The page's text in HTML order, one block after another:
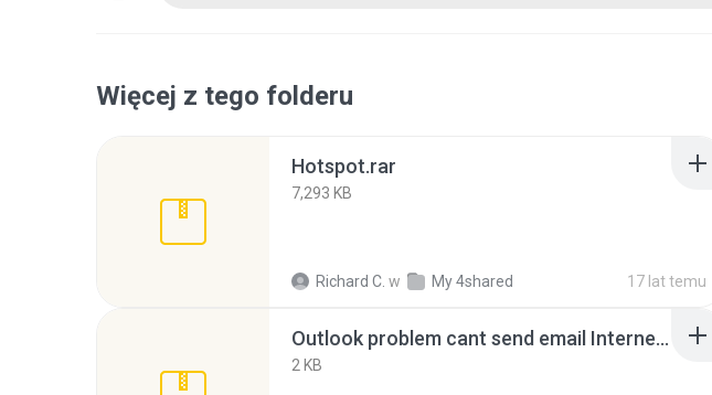
Więcej z tego folderu
Hotspot.rar
7,293 KB
Richard C. w My 4shared 17 lat temu
Outlook problem cant send email Interner shortcut).rar
2 KB